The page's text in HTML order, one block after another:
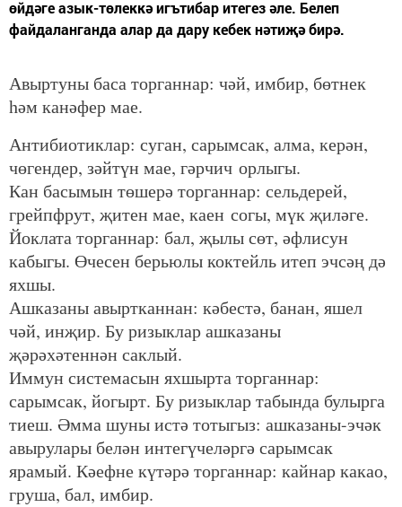
өйдәге азык-төлеккә игътибар итегез әле. Белеп
файдаланганда алар да дару кебек нәтиҗә бирә.
Авыртуны баса торганнар: чәй, имбир, бөтнек
һәм канәфер мае.
Антибиотиклар: суган, сарымсак, алма, керән,
чөгендер, зәйтүн мае, гәрчич орлыгы.
Кан басымын төшерә торганнар: сельдерей,
грейпфрут, җитен мае, каен согы, мүк җиләге.
Йоклата торганнар: бал, җылы сөт, әфлисун
кабыгы. Өчесен берьюлы коктейль итеп эчсәң дә
яхшы.
Ашказаны авыртканнан: кәбестә, банан, яшел
чәй, инҗир. Бу ризыклар ашказаны
җәрәхәтеннән саклый.
Иммун системасын яхшырта торганнар:
сарымсак, йогырт. Бу ризыклар табында булырга
тиеш. Әмма шуны истә тотыгыз: ашказаны-эчәк
авырулары белән интегүчеләргә сарымсак
ярамый. Кәефне күтәрә торганнар: кайнар какао,
груша, бал, имбир.